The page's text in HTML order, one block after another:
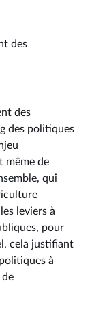
des
des
des politiques
même de
qui
leviers à
pour
cela justifiant
à
de